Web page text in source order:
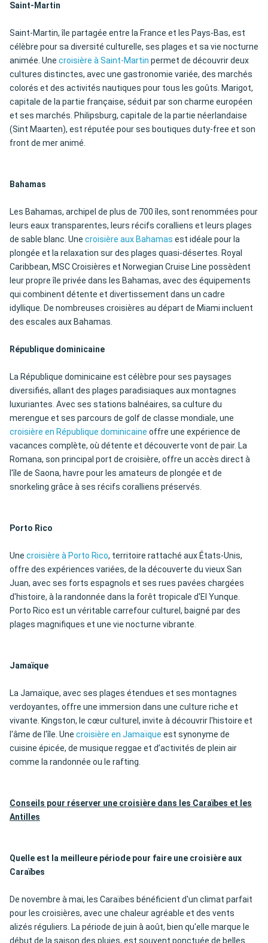
Saint-Martin
Saint-Martin, île partagée entre la France et les Pays-Bas, est
célèbre pour sa diversité culturelle, ses plages et sa vie nocturne
animée. Une croisière à Saint-Martin permet de découvrir deux
cultures distinctes, avec une gastronomie variée, des marchés
colorés et des activités nautiques pour tous les goûts. Marigot,
capitale de la partie française, séduit par son charme européen
et ses marchés. Philipsburg, capitale de la partie néerlandaise
(Sint Maarten), est réputée pour ses boutiques duty-free et son
front de mer animé.
Bahamas
Les Bahamas, archipel de plus de 700 îles, sont renommées pour
leurs eaux transparentes, leurs récifs coralliens et leurs plages
de sable blanc. Une croisière aux Bahamas est idéale pour la
plongée et la relaxation sur des plages quasi-désertes. Royal
Caribbean, MSC Croisières et Norwegian Cruise Line possèdent
leur propre île privée dans les Bahamas, avec des équipements
qui combinent détente et divertissement dans un cadre
idyllique. De nombreuses croisières au départ de Miami incluent
des escales aux Bahamas.
République dominicaine
La République dominicaine est célèbre pour ses paysages
diversifiés, allant des plages paradisiaques aux montagnes
luxuriantes. Avec ses stations balnéaires, sa culture du
merengue et ses parcours de golf de classe mondiale, une
croisière en République dominicaine offre une expérience de
vacances complète, où détente et découverte vont de pair. La
Romana, son principal port de croisière, offre un accès direct à
l'île de Saona, havre pour les amateurs de plongée et de
snorkeling grâce à ses récifs coralliens préservés.
Porto Rico
Une croisière à Porto Rico, territoire rattaché aux États-Unis,
offre des expériences variées, de la découverte du vieux San
Juan, avec ses forts espagnols et ses rues pavées chargées
d'histoire, à la randonnée dans la forêt tropicale d'El Yunque.
Porto Rico est un véritable carrefour culturel, baigné par des
plages magnifiques et une vie nocturne vibrante.
Jamaïque
La Jamaïque, avec ses plages étendues et ses montagnes
verdoyantes, offre une immersion dans une culture riche et
vivante. Kingston, le cœur culturel, invite à découvrir l'histoire et
l'âme de l'île. Une croisière en Jamaïque est synonyme de
cuisine épicée, de musique reggae et d’activités de plein air
comme la randonnée ou le rafting.
Conseils pour réserver une croisière dans les Caraïbes et les
Antilles
Quelle est la meilleure période pour faire une croisière aux
Caraïbes
De novembre à mai, les Caraïbes bénéficient d'un climat parfait
pour les croisières, avec une chaleur agréable et des vents
alizés réguliers. La période de juin à août, bien qu'elle marque le
début de la saison des pluies, est souvent ponctuée de belles